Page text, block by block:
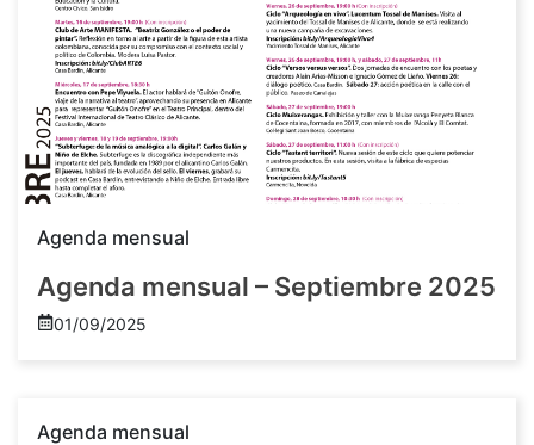
Agenda mensual
Agenda mensual – Septiembre 2025
01/09/2025
Agenda mensual